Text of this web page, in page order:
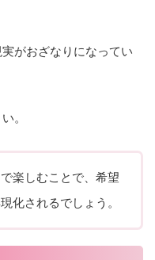
がおざなりになってい
。
楽しむことで、希望
化されるでしょう。